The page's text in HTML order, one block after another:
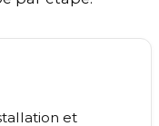
et